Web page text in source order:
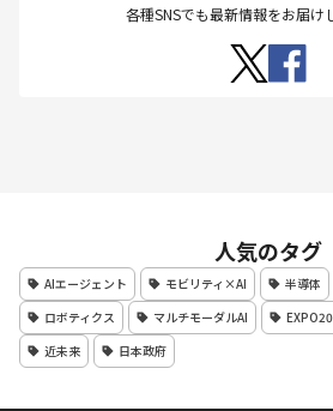
各種SNSでも最新情報をお届け
人気のタグ
AIエージェント モビリティ×AI 半導体
ロボティクス
マルチモーダルAI
近未来
日本政府